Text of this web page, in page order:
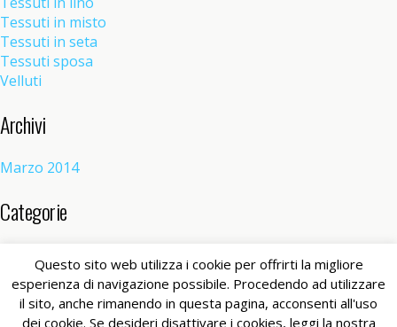
Tessuti in misto
Tessuti in seta
Tessuti sposa
Velluti
Archivi
Marzo 2014
Categorie
Torna su
Questo sito web utilizza i cookie per offrirti la migliore
esperienza di navigazione possibile. Procedendo ad utilizzare
il sito, anche rimanendo in questa pagina, acconsenti all'uso
dei cookie. Se desideri disattivare i cookies, leggi la nostra